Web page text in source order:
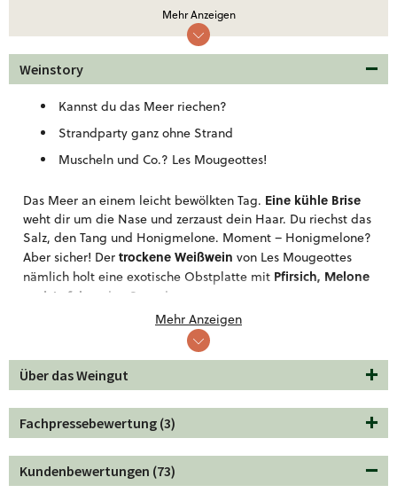
Brennwert
312 Kj (75 kcal)
Weitere Informationen!
Mehr Anzeigen
Weinstory
Kannst du das Meer riechen?
Strandparty ganz ohne Strand
Muscheln und Co.? Les Mougeottes!
Das Meer an einem leicht bewölkten Tag. Eine kühle Brise
weht dir um die Nase und zerzaust dein Haar. Du riechst das
Salz, den Tang und Honigmelone. Moment – Honigmelone?
Aber sicher! Der trockene Weißwein von Les Mougeottes
nämlich holt eine exotische Obstplatte mit Pfirsich, Melone
und Apfel an den Strand.
lehnt euch zurück
weit weg vom Strand die Beachvibes. Den Weißwein mögen
wir zu frischenMiesmuscheln in Tomatensugo, Sushi und
gegrilltem Fischjeder Art.
Mehr Anzeigen
Über das Weingut
Fachpressebewertung (3)
Kundenbewertungen (73)